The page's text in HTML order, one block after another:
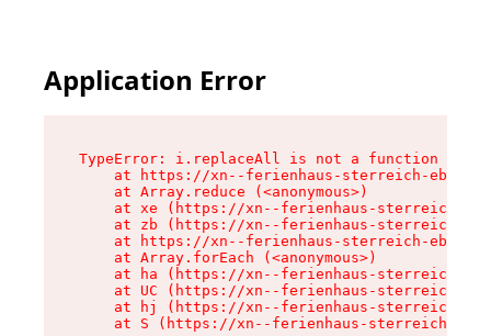
Application Error
TypeError: i.replaceAll is not a function
at https://xn--ferienhaus-sterreich-
    at Array.reduce (<anonymous>)
at xe (https://xn--ferienhaus-sterreich-
at zb (https://xn--ferienhaus-sterreich-
at https://xn--ferienhaus-sterreich-
    at Array.forEach (<anonymous>)
at ha (https://xn--ferienhaus-sterreich-
at UC (https://xn--ferienhaus-sterreich-
at hj (https://xn--ferienhaus-sterreich-
at S (https://xn--ferienhaus-sterreich-